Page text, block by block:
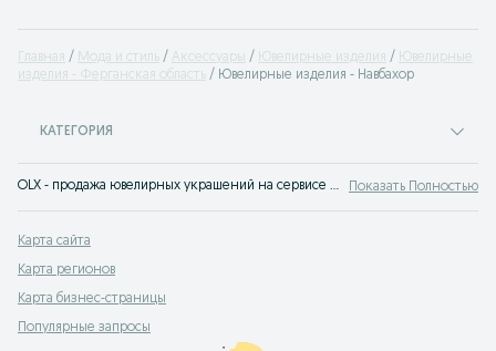
Главная Мода и стиль Аксессуары Ювелирные изделия
Ювелирные
изделия - Ферганская область
Ювелирные изделия - Навбахор
КАТЕГОРИЯ
OLX - продажа ювелирных украшений на сервисе объявлений OLX.uz Навбахор. Покупай мужские или женские ювелирные изделия по доступным ценам на OLX.uz! Показать Полностью
Карта сайта
Карта регионов
Карта бизнес-страницы
Популярные запросы